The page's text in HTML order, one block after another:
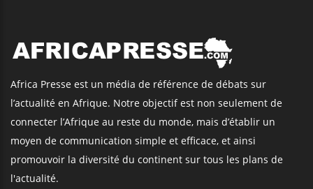
Africa Presse est un média de référence de débats sur
l’actualité en Afrique. Notre objectif est non seulement de
connecter l’Afrique au reste du monde, mais d’établir un
moyen de communication simple et efficace, et ainsi
promouvoir la diversité du continent sur tous les plans de
l'actualité.